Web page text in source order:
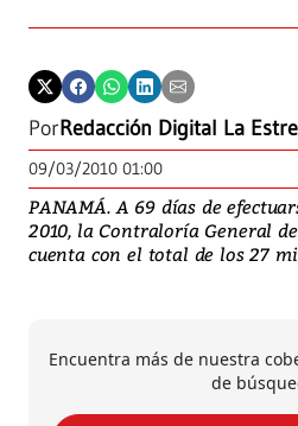
PorRedacción Digital La
09/03/2010 01:00
PANAMÁ. A 69 días de
2010, la Contraloría General
cuenta con el total de los 27
Encuentra más de nuestra
de